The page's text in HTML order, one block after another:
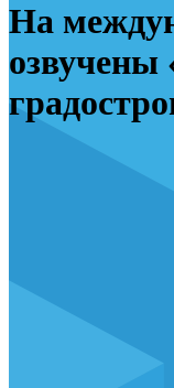
На
озвучены